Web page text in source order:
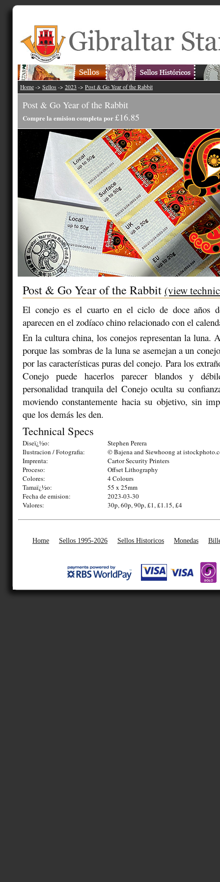
Home -> Sellos -> 2023 -> Post & Go Year of the Rabbit
Post & Go Year of the Rabbit
Compre la emision completa por£16.85
Post & Go Year of the Rabbit (view
El conejo es el cuarto en el ciclo de doce años
aparecen en el zodíaco chino relacionado con el
En la cultura china, los conejos representan la luna.
porque las sombras de la luna se asemejan a un
por las características puras del conejo. Para los
Conejo puede hacerlos parecer blandos y
personalidad tranquila del Conejo oculta su
moviendo constantemente hacia su objetivo, sin
que los demás les den.
Technical Specs
Diseï¿½o:
Stephen Perera
Ilustracion / Fotografia:
© Bajena and Siewhoong at
Imprenta:
Cartor Security Printers
Proceso:
Offset Lithography
Colores:
4 Colours
Tamaï¿½o:
55 x 25mm
Fecha de emision:
2023-03-30
Valores:
30p, 60p, 90p, £1, £1.15, £4
Home Sellos 1995-2026 Sellos Historicos Monedas